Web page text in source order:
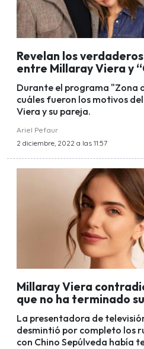
Revelan los
entre Millaray Viera y
Durante el programa "Zona
cuáles fueron los motivos
Viera y su pareja.
Ariel Pefaur
2 diciembre, 2022 a las 11:57
Millaray Viera
que no ha terminado
La presentadora de
desmintió por completo los
con Chino Sepúlveda había